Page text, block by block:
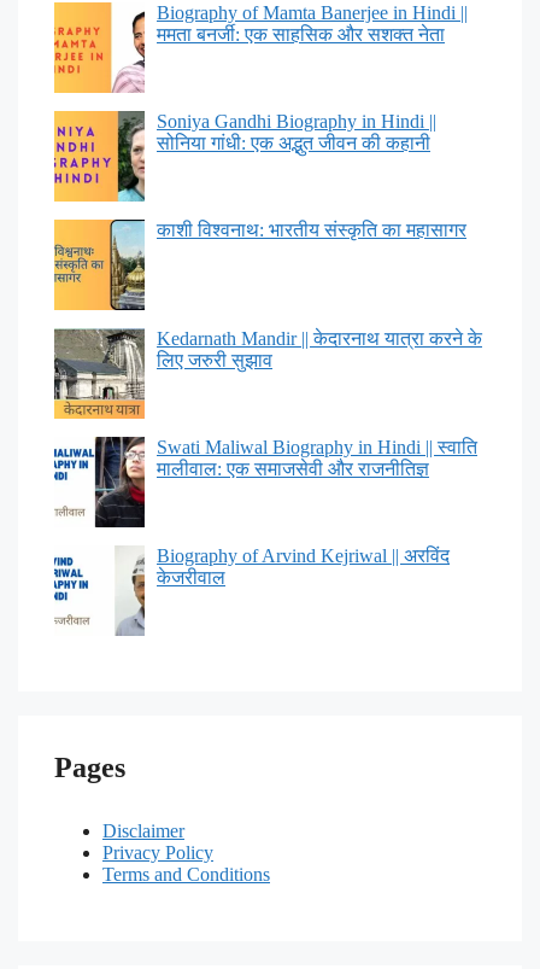
Biography of Mamta Banerjee in Hindi ||
ममता बनर्जी: एक साहसिक और सशक्त नेता
Soniya Gandhi Biography in Hindi ||
सोनिया गांधी: एक अद्भुत जीवन की कहानी
काशी विश्वनाथ: भारतीय संस्कृति का महासागर
Kedarnath Mandir || केदारनाथ यात्रा करने के
लिए जरुरी सुझाव
Swati Maliwal Biography in Hindi || स्वाति
मालीवाल: एक समाजसेवी और राजनीतिज्ञ
Biography of Arvind Kejriwal || अरविंद
केजरीवाल
Pages
Disclaimer
Privacy Policy
Terms and Conditions